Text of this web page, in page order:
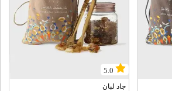
5.0
جاد لبان